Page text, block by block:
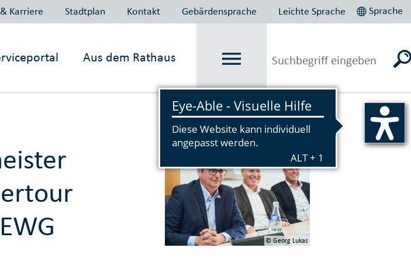
Karriere Stadtplan Kontakt Gebärdensprache Leichte Sprache Sprache
Aus dem Rathaus
Vorlesen
© Georg Lukas